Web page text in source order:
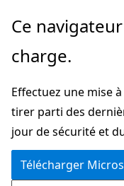
Passer
directement
au
principal
Ce
charge.
Effectuez une mise
tirer parti des
jour de sécurité et
Télécharger